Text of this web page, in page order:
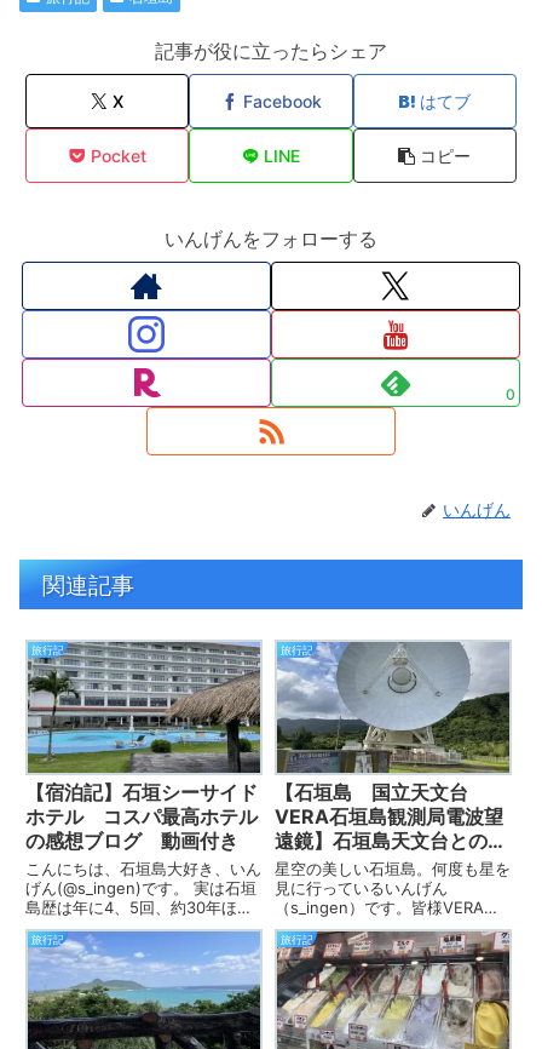
記事が役に立ったらシェア
X Facebook はてブ
Pocket LINE コピー
いんげんをフォローする
0
いんげん
関連記事
旅行記
【宿泊記】石垣シーサイド
ホテル コスパ最高ホテル
の感想ブログ 動画付き
こんにちは、石垣島大好き、いん
げん(@s_ingen)です。 実は石垣
島歴は年に4、5回、約30年ほ
ど、ありとあらゆるホテル、コン
ドミニアム、ドミトリー、民宿、
高級の部類も宿泊しています。
梅雨も明けた6月下旬の石垣島
に、3泊4日、初めて石...
旅行記
【石垣島 国立天文台
VERA石垣島観測局電波望
遠鏡】石垣島天文台との違
いと楽しみ方、アクセス
は？
星空の美しい石垣島。何度も星を
見に行っているいんげん
（s_ingen）です。皆様VERAっ
てご存じですか？ これは大感動
の穴場スポットなんです！ 国立
天文台VERAと石垣島天文台っ
て、違うの？ どうやって行く
の？ 楽しみ方は？ そうなんで
す...
旅行記 旅行記